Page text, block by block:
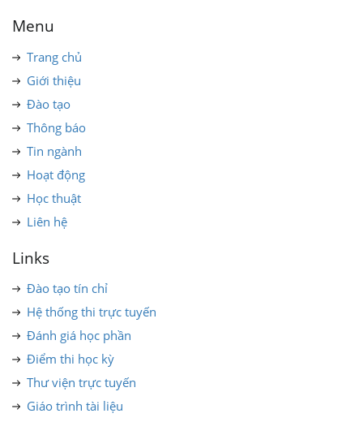
Menu
Trang chủ
Giới thiệu
Đào tạo
Thông báo
Tin ngành
Hoạt động
Học thuật
Liên hệ
Links
Đào tạo tín chỉ
Hệ thống thi trực tuyến
Đánh giá học phần
Điểm thi học kỳ
Thư viện trực tuyến
Giáo trình tài liệu